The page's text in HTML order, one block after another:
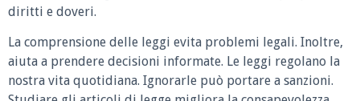
diritti e doveri.
La comprensione delle leggi evita problemi legali. Inoltre,
aiuta a prendere decisioni informate. Le leggi regolano la
nostra vita quotidiana. Ignorarle può portare a sanzioni.